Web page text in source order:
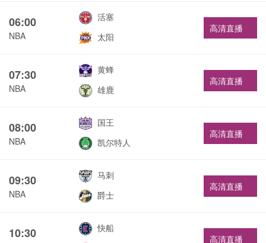
06:00
NBA
活塞
太阳
高清直播
07:30
NBA
黄蜂
雄鹿
高清直播
08:00
NBA
国王
凯尔特人
高清直播
09:30
NBA
马刺
爵士
高清直播
10:30
快船
高清直播